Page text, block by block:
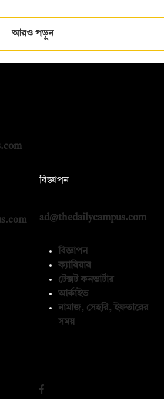
আরও পড়ুন
বিজ্ঞাপন
ad@thedailycampus.com
বিজ্ঞাপন
ক্যারিয়ার
টেক্সট কনভার্টার
আর্কাইভ
নামাজ, সেহরি, ইফতারের
সময়